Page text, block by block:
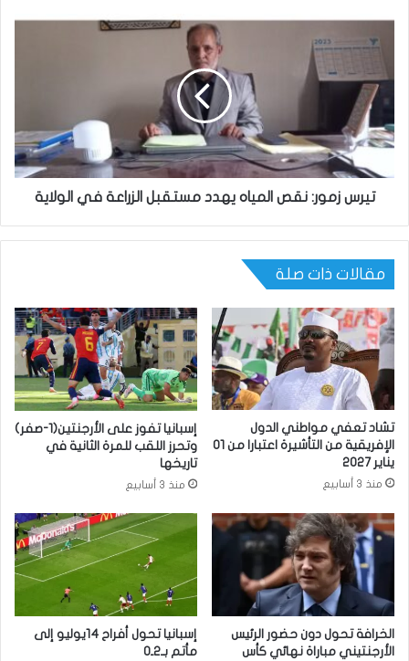
تيرس زمور: نقص المياه يهدد مستقبل الزراعة في الولاية
مقالات ذات صلة
تشاد تعفي مواطني الدول
الإفريقية من التأشيرة اعتبارا من 01
يناير 2027
منذ 3 أسابيع
إسبانيا تفوز على الأرجنتين(1-صفر)
وتحرز اللقب للمرة الثانية في
تاريخها
منذ 3 أسابيع
الخرافة تحول دون حضور الرئيس
الأرجنتيني مباراة نهائي كأس
إسبانيا تحول أفراح 14يوليو إلى
مأتم بـ2ـ0